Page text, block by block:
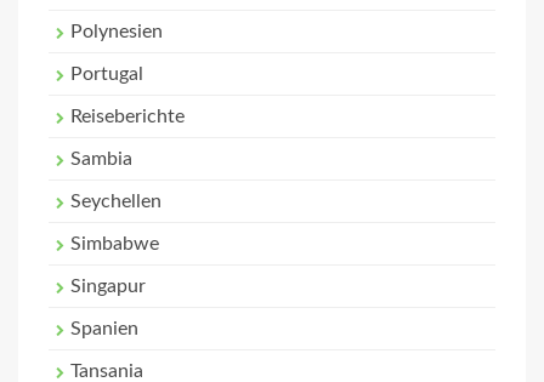
Polynesien
Portugal
Reiseberichte
Sambia
Seychellen
Simbabwe
Singapur
Spanien
Tansania